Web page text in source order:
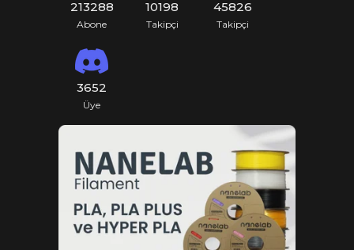
213288
Abone
10198
Takipçi
45826
Takipçi
3652
Üye